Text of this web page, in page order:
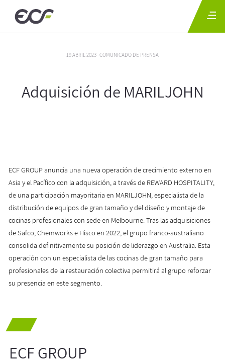
19 ABRIL 2023 · COMUNICADO DE PRENSA
Adquisición de MARILJOHN
ECF GROUP anuncia una nueva operación de crecimiento externo en
Asia y el Pacífico con la adquisición, a través de REWARD HOSPITALITY,
de una participación mayoritaria en MARILJOHN, especialista de la
distribución de equipos de gran tamaño y del diseño y montaje de
cocinas profesionales con sede en Melbourne. Tras las adquisiciones
de Safco, Chemworks e Hisco en 2022, el grupo franco-australiano
consolida definitivamente su posición de liderazgo en Australia. Esta
operación con un especialista de las cocinas de gran tamaño para
profesionales de la restauración colectiva permitirá al grupo reforzar
su presencia en este segmento.
ECF GROUP